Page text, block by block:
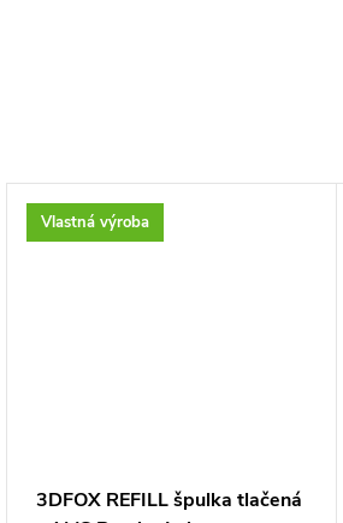
Vlastná výroba
3DFOX REFILL špulka tlačená